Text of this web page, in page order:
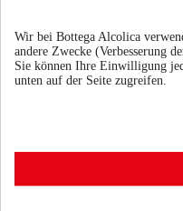
Über uns
Häufige
Wir bei Bottega Alcolica
andere Zwecke (Verbesserung
Sie können Ihre Einwilligung
unten auf der Seite zugreifen.